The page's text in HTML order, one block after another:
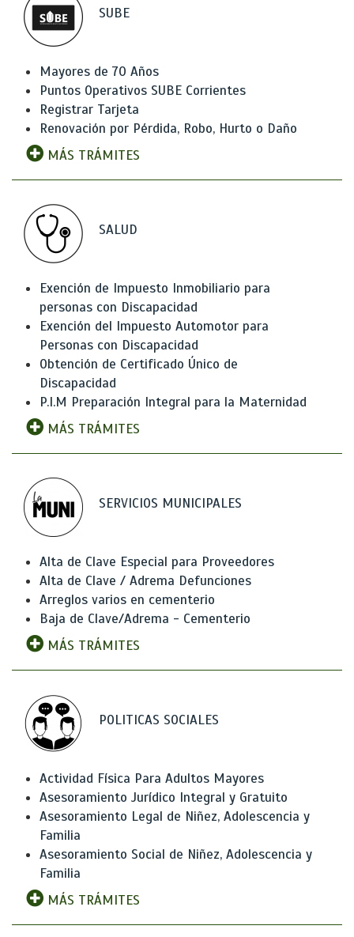
SUBE
Mayores de 70 Años
Puntos Operativos SUBE Corrientes
Registrar Tarjeta
Renovación por Pérdida, Robo, Hurto o Daño
MÁS TRÁMITES
SALUD
Exención de Impuesto Inmobiliario para
personas con Discapacidad
Exención del Impuesto Automotor para
Personas con Discapacidad
Obtención de Certificado Único de
Discapacidad
P.I.M Preparación Integral para la Maternidad
MÁS TRÁMITES
SERVICIOS MUNICIPALES
Alta de Clave Especial para Proveedores
Alta de Clave / Adrema Defunciones
Arreglos varios en cementerio
Baja de Clave/Adrema - Cementerio
MÁS TRÁMITES
POLITICAS SOCIALES
Actividad Física Para Adultos Mayores
Asesoramiento Jurídico Integral y Gratuito
Asesoramiento Legal de Niñez, Adolescencia y
Familia
Asesoramiento Social de Niñez, Adolescencia y
Familia
MÁS TRÁMITES